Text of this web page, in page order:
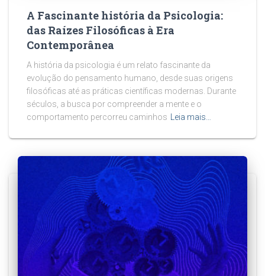
A Fascinante história da Psicologia:
das Raízes Filosóficas à Era
Contemporânea
A história da psicologia é um relato fascinante da
evolução do pensamento humano, desde suas origens
filosóficas até as práticas científicas modernas. Durante
séculos, a busca por compreender a mente e o
comportamento percorreu caminhos Leia mais…